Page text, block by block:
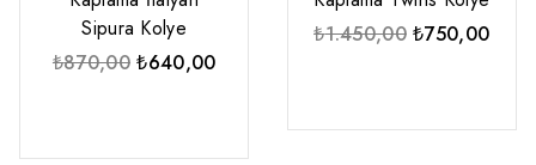
Sipura Kolye
₺870,00 Orijinal
₺640,00Şu
₺1.450,00 Orijinal
₺750,00Şu